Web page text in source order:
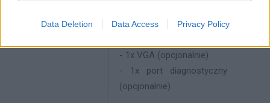
Data Deletion Data Access Privacy Policy
- 1x USB 2.0 z obsługą
- 1x VGA (opcjonalnie)
- 1x port diagnostyczny
(opcjonalnie)